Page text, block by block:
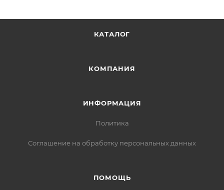
КАТАЛОГ
КОМПАНИЯ
ИНФОРМАЦИЯ
Политика
Соглашение на обработку персональных данных
ПОМОЩЬ